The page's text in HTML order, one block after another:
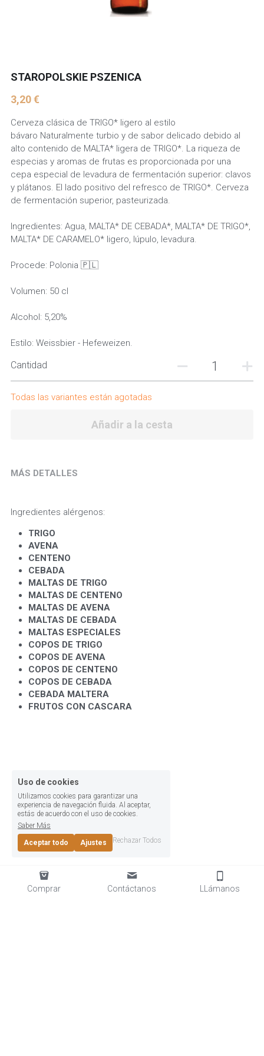
STAROPOLSKIE PSZENICA
3,20 €
Cerveza clásica de TRIGO* ligero al estilo
bávaro Naturalmente turbio y de sabor delicado debido al
alto contenido de MALTA* ligera de TRIGO*. La riqueza de
especias y aromas de frutas es proporcionada por una
cepa especial de levadura de fermentación superior: clavos
y plátanos. El lado positivo del refresco de TRIGO*. Cerveza
de fermentación superior, pasteurizada.
Ingredientes: Agua, MALTA* DE CEBADA*, MALTA* DE TRIGO*,
MALTA* DE CARAMELO* ligero, lúpulo, levadura.
Procede: Polonia 🇵🇱
Volumen: 50 cl
Alcohol: 5,20%
Estilo: Weissbier - Hefeweizen.
Cantidad
Todas las variantes están agotadas
Añadir a la cesta
MÁS DETALLES
Ingredientes alérgenos:
TRIGO
AVENA
CENTENO
CEBADA
MALTAS DE TRIGO
MALTAS DE CENTENO
MALTAS DE AVENA
MALTAS DE CEBADA
MALTAS ESPECIALES
COPOS DE TRIGO
COPOS DE AVENA
COPOS DE CENTENO
COPOS DE CEBADA
CEBADA MALTERA
FRUTOS CON CASCARA
Comprar Contáctanos LLámanos
Uso de cookies
Utilizamos cookies para garantizar una
experiencia de navegación fluida. Al aceptar,
estás de acuerdo con el uso de cookies.
Saber Más
Aceptar todo Ajustes Rechazar Todos